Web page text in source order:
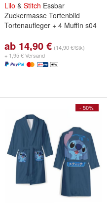
Lilo & Stitch Essbar
Zuckermasse Tortenbild
Tortenaufleger + 4 Muffin s04
ab 14,90 € (14,90 €/Stk)
+ 1,95 € Versand
- 50%